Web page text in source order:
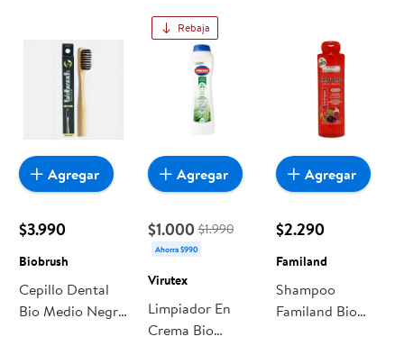
$3.990
Biobrush
Cepillo Dental
Bio Medio Negro
Agregar
Rebaja
$1.000 $1.990
Ahorra $990
Virutex
Limpiador En
Crema Bio
Agregar
$2.290
Familand
Shampoo
Familand Bio
Agregar